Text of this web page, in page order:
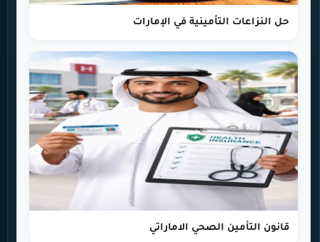
حل النزاعات التأمينية في الإمارات
قانون التأمين الصحي الاماراتي